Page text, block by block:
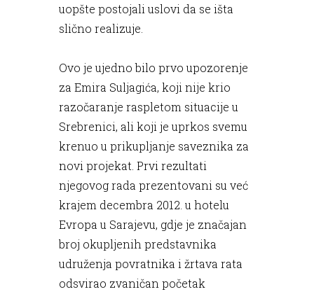
uopšte postojali uslovi da se išta
slično realizuje.
Ovo je ujedno bilo prvo upozorenje
za Emira Suljagića, koji nije krio
razočaranje raspletom situacije u
Srebrenici, ali koji je uprkos svemu
krenuo u prikupljanje saveznika za
novi projekat. Prvi rezultati
njegovog rada prezentovani su već
krajem decembra 2012. u hotelu
Evropa u Sarajevu, gdje je značajan
broj okupljenih predstavnika
udruženja povratnika i žrtava rata
odsvirao zvaničan početak